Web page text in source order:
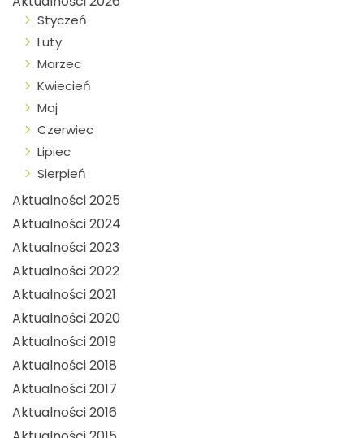
Styczeń
Luty
Marzec
Kwiecień
Maj
Czerwiec
Lipiec
Sierpień
Aktualności 2025
Aktualności 2024
Aktualności 2023
Aktualności 2022
Aktualności 2021
Aktualności 2020
Aktualności 2019
Aktualności 2018
Aktualności 2017
Aktualności 2016